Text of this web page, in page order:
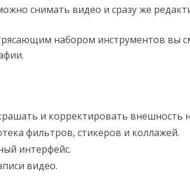
снимать видео и сразу же
набором инструментов вы
и корректировать внешность
фильтров, стикеров и коллажей.
интерфейс.
видео.